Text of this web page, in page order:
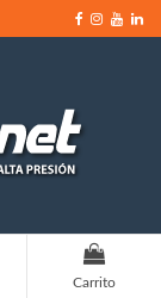
0
Carrito